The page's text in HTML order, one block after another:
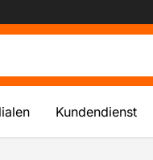
Kundendienst